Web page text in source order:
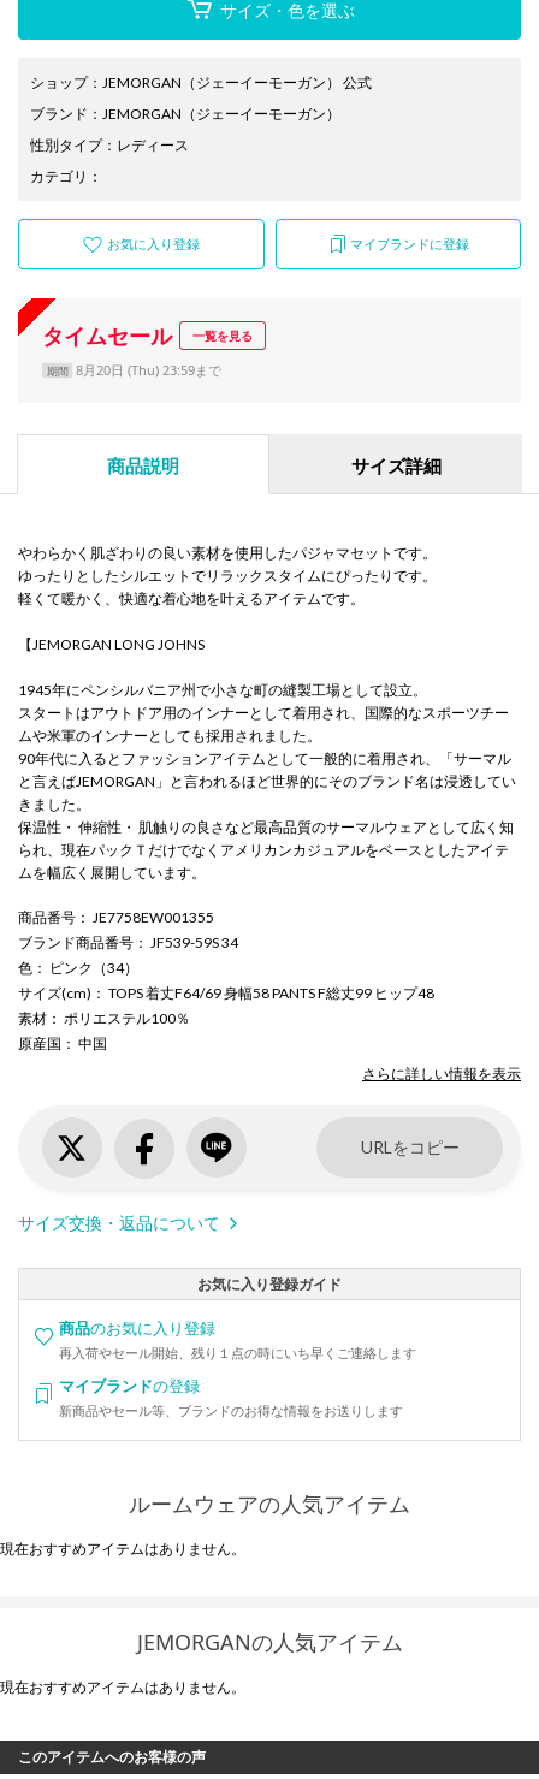
サイズ・色を選ぶ
ショップ： JEMORGAN（ジェーイーモーガン） 公式
ブランド ： JEMORGAN （ジェーイーモーガン）
性別タイプ： レディース
カテゴリ ：
お気に入り登録 マイブランドに登録
タイムセール 一覧を見る
期間 8月20日 (Thu) 23:59まで
商品説明 サイズ詳細
やわらかく肌ざわりの良い素材を使用したパジャマセットです。
ゆったりとしたシルエットでリラックスタイムにぴったりです。
軽くて暖かく、快適な着心地を叶えるアイテムです。
【JEMORGAN LONG JOHNS
1945年にペンシルバニア州で小さな町の縫製工場として設立。
スタートはアウトドア用のインナーとして着用され、国際的なスポーツチー
ムや米軍のインナーとしても採用されました。
90年代に入るとファッションアイテムとして一般的に着用され、「サーマル
と言えばJEMORGAN」と言われるほど世界的にそのブランド名は浸透してい
きました。
保温性・ 伸縮性・ 肌触りの良さなど最高品質のサーマルウェアとして広く知
られ、現在パックＴだけでなくアメリカンカジュアルをベースとしたアイテ
ムを幅広く展開しています。
商品番号 ： JE7758EW001355
ブランド商品番号 ： JF539-59S 34
色 ： ピンク（34）
サイズ(cm) ： TOPS 着丈F64/69 身幅58 PANTS F総丈99 ヒップ48
素材 ： ポリエステル100％
原産国 ： 中国
さらに詳しい情報を表示
URLをコピー
サイズ交換・返品について
お気に入り登録ガイド
商品のお気に入り登録
再入荷やセール開始、残り１点の時にいち早くご連絡します
マイブランドの登録
新商品やセール等、ブランドのお得な情報をお送りします
ルームウェアの人気アイテム
現在おすすめアイテムはありません。
JEMORGANの人気アイテム
現在おすすめアイテムはありません。
このアイテムへのお客様の声